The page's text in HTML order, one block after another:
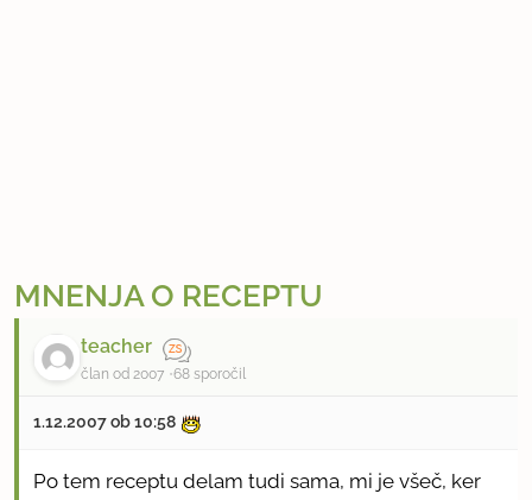
MNENJA O RECEPTU
teacher
član od 2007 68 sporočil
1.12.2007 ob 10:58
Po tem receptu delam tudi sama, mi je všeč, ker